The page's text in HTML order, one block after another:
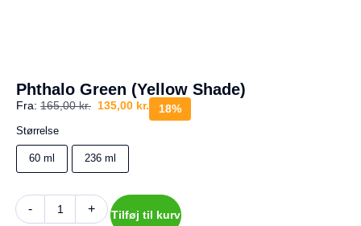
t
u
Din
kurv
tom.
Phthalo Green (Yellow Shade)
Fra: 165,00kr. 135,00 kr. 18%
Størrelse
60 ml 236 ml
- + Tilføj til kurv